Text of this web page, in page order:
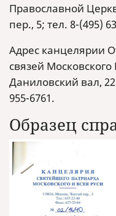
Православной
пер., 5; тел. 8-(495)
Адрес канцелярии
связей
Даниловский вал,
955-6761.
Образец